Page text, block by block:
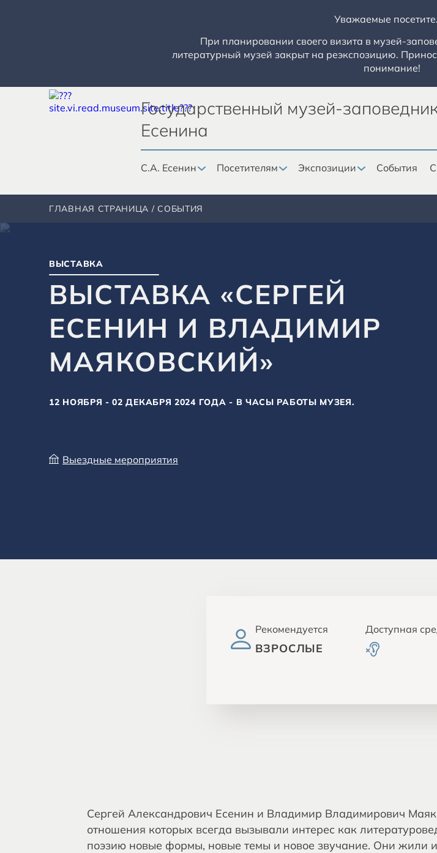
Уважаемые
При планировании своего визита в музей-
литературный музей закрыт на реэкспозицию.
понимание!
Государственный музей-
Есенина
С.А. Есенин Посетителям Экспозиции События
ГЛАВНАЯ СТРАНИЦА СОБЫТИЯ
ВЫСТАВКА
ВЫСТАВКА «СЕРГЕЙ
ЕСЕНИН И ВЛАДИМИР
МАЯКОВСКИЙ»
12 НОЯБРЯ - 02 ДЕКАБРЯ 2024 ГОДА - В ЧАСЫ РАБОТЫ МУЗЕЯ.
Выездные мероприятия
Рекомендуется
ВЗРОСЛЫЕ
Доступная
Сергей Александрович Есенин и Владимир Владимирович
отношения которых всегда вызывали интерес как
поэзию новые формы, новые темы и новое звучание. Они жили